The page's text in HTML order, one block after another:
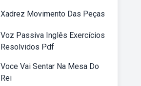
Xadrez Movimento Das Peças
Voz Passiva Inglês Exercícios
Resolvidos Pdf
Voce Vai Sentar Na Mesa Do
Rei